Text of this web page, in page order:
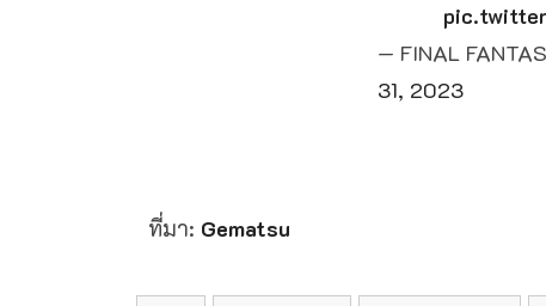
— FINAL
31, 2023
ที่มา: Gematsu